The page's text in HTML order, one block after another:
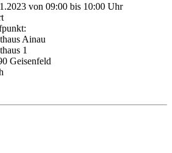
von 09:00 bis 10:00 Uhr
Ainau
1
Geisenfeld